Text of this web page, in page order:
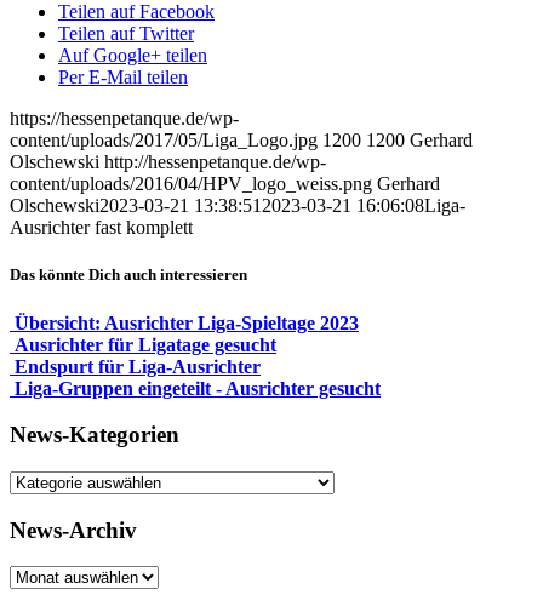
Teilen auf Facebook
Teilen auf Twitter
Auf Google+ teilen
Per E-Mail teilen
https://hessenpetanque.de/wp-
content/uploads/2017/05/Liga_Logo.jpg 1200 1200 Gerhard
Olschewski http://hessenpetanque.de/wp-
content/uploads/2016/04/HPV_logo_weiss.png Gerhard
Olschewski2023-03-21 13:38:51 2023-03-21 16:06:08Liga-
Ausrichter fast komplett
Das könnte Dich auch interessieren
Übersicht: Ausrichter Liga-Spieltage 2023
Ausrichter für Ligatage gesucht
Endspurt für Liga-Ausrichter
Liga-Gruppen eingeteilt - Ausrichter gesucht
News-Kategorien
News-
News-Archiv
News-